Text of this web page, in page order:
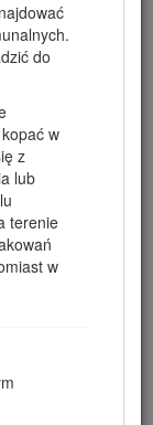
do
w
z
lub
terenie
w
związanych z
została
każdy
w celach
się
aby poznać
nie
za
spoczywa na
lub